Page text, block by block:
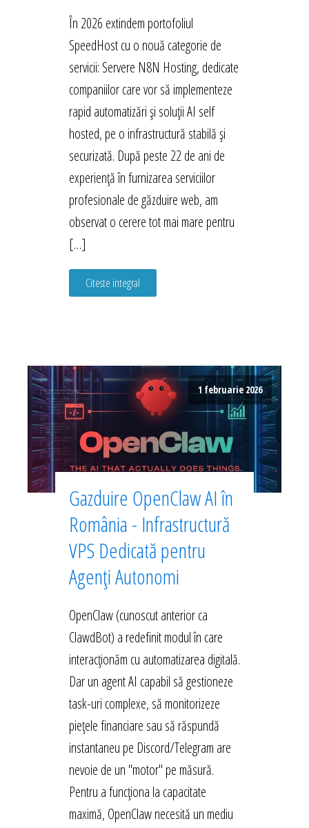
În 2026 extindem portofoliul
SpeedHost cu o nouă categorie de
servicii: Servere N8N Hosting, dedicate
companiilor care vor să implementeze
rapid automatizări și soluții AI self
hosted, pe o infrastructură stabilă și
securizată. După peste 22 de ani de
experiență în furnizarea serviciilor
profesionale de găzduire web, am
observat o cerere tot mai mare pentru
[…]
Citeste integral
1 februarie 2026
Gazduire OpenClaw AI în
România - Infrastructură
VPS Dedicată pentru
Agenți Autonomi
OpenClaw (cunoscut anterior ca
ClawdBot) a redefinit modul în care
interacționăm cu automatizarea digitală.
Dar un agent AI capabil să gestioneze
task-uri complexe, să monitorizeze
piețele financiare sau să răspundă
instantaneu pe Discord/Telegram are
nevoie de un "motor" pe măsură.
Pentru a funcționa la capacitate
maximă, OpenClaw necesită un mediu